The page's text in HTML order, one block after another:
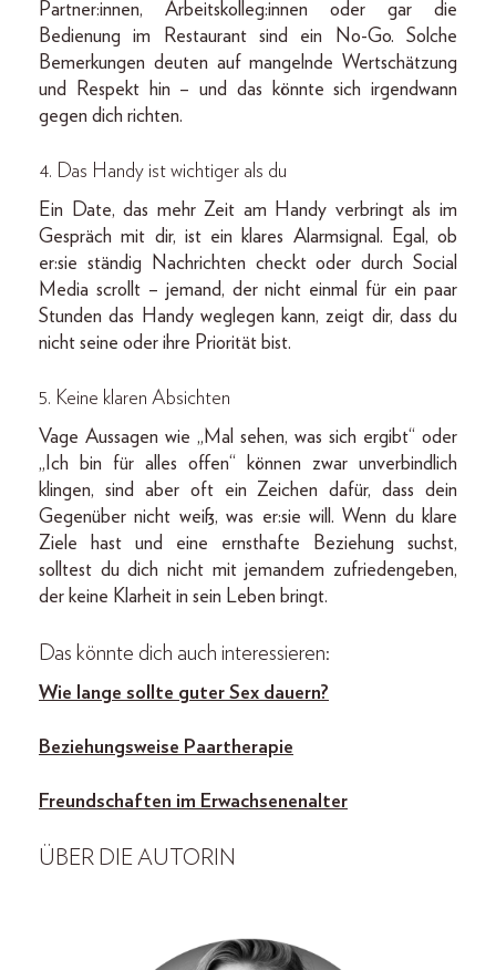
Partner:innen, Arbeitskolleg:innen oder gar die
Bedienung im Restaurant sind ein No-Go. Solche
Bemerkungen deuten auf mangelnde Wertschätzung
und Respekt hin – und das könnte sich irgendwann
gegen dich richten.
4. Das Handy ist wichtiger als du
Ein Date, das mehr Zeit am Handy verbringt als im
Gespräch mit dir, ist ein klares Alarmsignal. Egal, ob
er:sie ständig Nachrichten checkt oder durch Social
Media scrollt – jemand, der nicht einmal für ein paar
Stunden das Handy weglegen kann, zeigt dir, dass du
nicht seine oder ihre Priorität bist.
5. Keine klaren Absichten
Vage Aussagen wie „Mal sehen, was sich ergibt“ oder
„Ich bin für alles offen“ können zwar unverbindlich
klingen, sind aber oft ein Zeichen dafür, dass dein
Gegenüber nicht weiß, was er:sie will. Wenn du klare
Ziele hast und eine ernsthafte Beziehung suchst,
solltest du dich nicht mit jemandem zufriedengeben,
der keine Klarheit in sein Leben bringt.
Das könnte dich auch interessieren:
Wie lange sollte guter Sex dauern?
Beziehungsweise Paartherapie
Freundschaften im Erwachsenenalter
ÜBER DIE AUTORIN